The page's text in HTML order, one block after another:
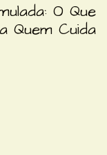
O Que
Quem Cuida